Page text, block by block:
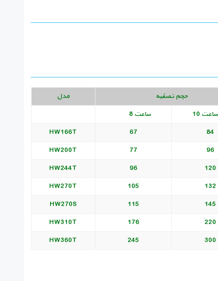
حجم تصفیه
مدل
10
ساعت 8
84
67
HW166T
96
77
HW200T
120
96
HW244T
132
105
HW270T
145
115
HW270S
220
176
HW310T
300
245
HW360T